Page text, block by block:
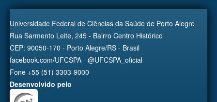
Universidade Federal de Ciências da Saúde de Porto Alegre
Rua Sarmento Leite, 245 - Bairro Centro Histórico
CEP: 90050-170 - Porto Alegre/RS - Brasil
facebook.com/UFCSPA - @UFCSPA_oficial
Fone +55 (51) 3303-9000
Desenvolvido pelo